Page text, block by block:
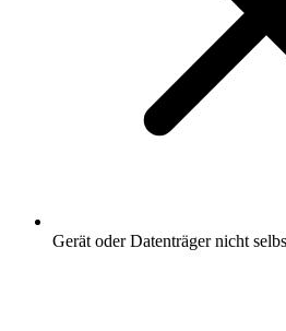
Gerät oder Datenträger nicht